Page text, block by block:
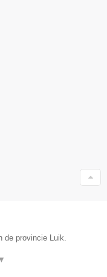
de provincie Luik.
▼